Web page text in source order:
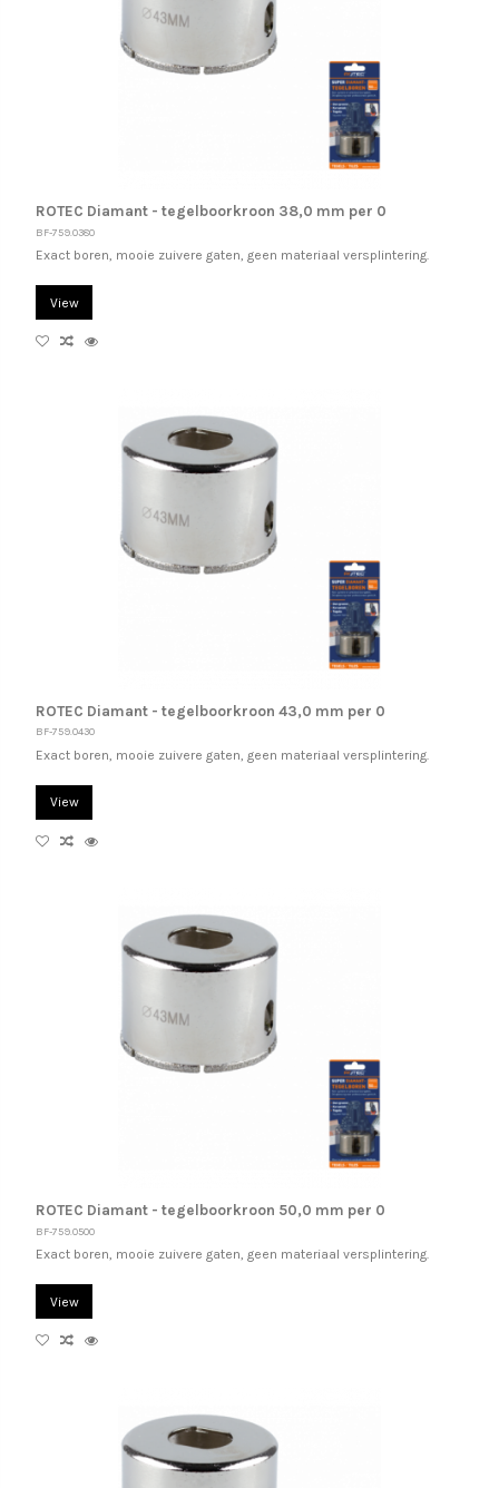
ROTEC Diamant - tegelboorkroon 38,0 mm per 0
BF-759.0380
Exact boren, mooie zuivere gaten, geen materiaal versplintering.
View
ROTEC Diamant - tegelboorkroon 43,0 mm per 0
BF-759.0430
Exact boren, mooie zuivere gaten, geen materiaal versplintering.
View
ROTEC Diamant - tegelboorkroon 50,0 mm per 0
BF-759.0500
Exact boren, mooie zuivere gaten, geen materiaal versplintering.
View